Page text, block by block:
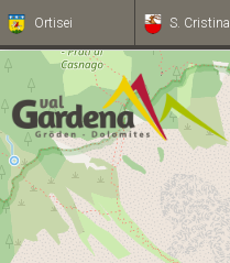
Ortisei S. Cristina